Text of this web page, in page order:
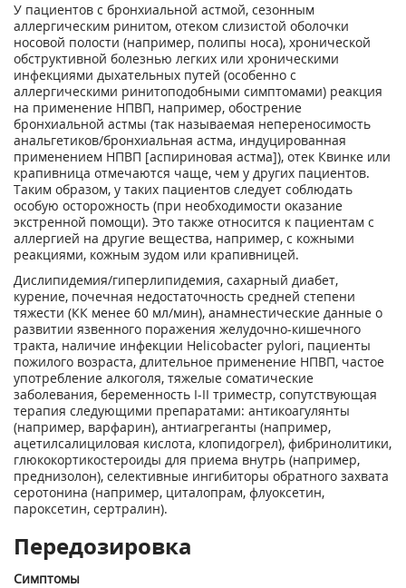
У пациентов с бронхиальной астмой, сезонным
аллергическим ринитом, отеком слизистой оболочки
носовой полости (например, полипы носа), хронической
обструктивной болезнью легких или хроническими
инфекциями дыхательных путей (особенно с
аллергическими ринитоподобными симптомами) реакция
на применение НПВП, например, обострение
бронхиальной астмы (так называемая непереносимость
анальгетиков/бронхиальная астма, индуцированная
применением НПВП [аспириновая астма]), отек Квинке или
крапивница отмечаются чаще, чем у других пациентов.
Таким образом, у таких пациентов следует соблюдать
особую осторожность (при необходимости оказание
экстренной помощи). Это также относится к пациентам с
аллергией на другие вещества, например, с кожными
реакциями, кожным зудом или крапивницей.
Дислипидемия/гиперлипидемия, сахарный диабет,
курение, почечная недостаточность средней степени
тяжести (КК менее 60 мл/мин), анамнестические данные о
развитии язвенного поражения желудочно-кишечного
тракта, наличие инфекции Helicobacter pylori, пациенты
пожилого возраста, длительное применение НПВП, частое
употребление алкоголя, тяжелые соматические
заболевания, беременность I-II триместр, сопутствующая
терапия следующими препаратами: антикоагулянты
(например, варфарин), антиагреганты (например,
ацетилсалициловая кислота, клопидогрел), фибринолитики,
глюкокортикостероиды для приема внутрь (например,
преднизолон), селективные ингибиторы обратного захвата
серотонина (например, циталопрам, флуоксетин,
пароксетин, сертралин).
Передозировка
Симптомы